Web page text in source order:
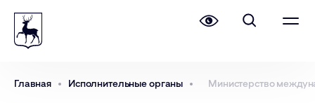
Главная Исполнительные органы Министерство